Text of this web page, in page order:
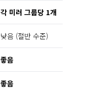
각 미러 그룹당 1개
낮음 (절반 수준)
좋음
좋음